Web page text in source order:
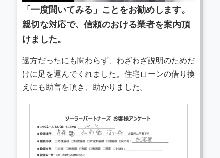
「一度聞いてみる」ことをお勧めします。
親切な対応で、信頼のおける業者を案内頂
けました。
遠方だったにも関わらず、わざわざ説明のためだ
けに足を運んでくれました。住宅ローンの借り換
えにも助言を頂き、助かりました。